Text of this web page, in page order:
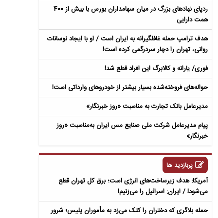
ردپای نهادهای بزرگ در میان سهامداران بورس با بیش از 400
همت دارایی
هدف ترامپ حمله غافلگیرانه به ایران است / او با ایجاد نوسانات
روانی، تهران را دچار سردرگمی کرده است!
فوری/ یارانه و کالابرگ این افراد قطع شد!
حواله‌های فروخته‌شده بسیار بیشتر از خودروهای وارداتی است!
مدیرعامل بانک تجارت به‌ مناسبت «روز خبرنگار»
پیام مدیرعامل شرکت ملی صنایع مس ایران به‌مناسبت «روز
خبرنگار»
پربازدید ها
آمریکا: هدف زیرساخت‌های انرژی است؛ برق کل تهران قطع
می‌شود! / ایران: اسرائیل را می‌زنیم!
حمله بلاگری که دختران را کتک می‌زد به مأموران پلیس؛ شرور